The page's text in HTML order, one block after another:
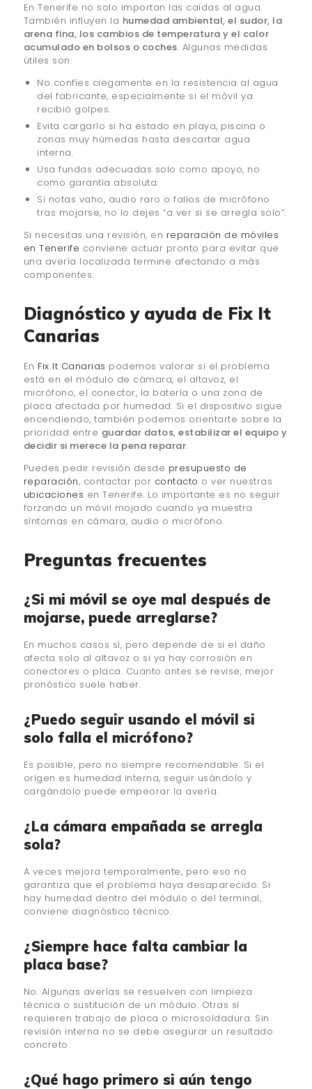
En Tenerife no solo importan las caídas al agua.
También influyen la humedad ambiental, el sudor, la
arena fina, los cambios de temperatura y el calor
acumulado en bolsos o coches. Algunas medidas
útiles son:
No confíes ciegamente en la resistencia al agua
del fabricante, especialmente si el móvil ya
recibió golpes.
Evita cargarlo si ha estado en playa, piscina o
zonas muy húmedas hasta descartar agua
interna.
Usa fundas adecuadas solo como apoyo, no
como garantía absoluta.
Si notas vaho, audio raro o fallos de micrófono
tras mojarse, no lo dejes “a ver si se arregla solo”.
Si necesitas una revisión, en reparación de móviles
en Tenerife conviene actuar pronto para evitar que
una avería localizada termine afectando a más
componentes.
Diagnóstico y ayuda de Fix It
Canarias
En Fix It Canarias podemos valorar si el problema
está en el módulo de cámara, el altavoz, el
micrófono, el conector, la batería o una zona de
placa afectada por humedad. Si el dispositivo sigue
encendiendo, también podemos orientarte sobre la
prioridad entre guardar datos, estabilizar el equipo y
decidir si merece la pena reparar.
Puedes pedir revisión desde presupuesto de
reparación, contactar por contacto o ver nuestras
ubicaciones en Tenerife. Lo importante es no seguir
forzando un móvil mojado cuando ya muestra
síntomas en cámara, audio o micrófono.
Preguntas frecuentes
¿Si mi móvil se oye mal después de
mojarse, puede arreglarse?
En muchos casos sí, pero depende de si el daño
afecta solo al altavoz o si ya hay corrosión en
conectores o placa. Cuanto antes se revise, mejor
pronóstico suele haber.
¿Puedo seguir usando el móvil si
solo falla el micrófono?
Es posible, pero no siempre recomendable. Si el
origen es humedad interna, seguir usándolo y
cargándolo puede empeorar la avería.
¿La cámara empañada se arregla
sola?
A veces mejora temporalmente, pero eso no
garantiza que el problema haya desaparecido. Si
hay humedad dentro del módulo o del terminal,
conviene diagnóstico técnico.
¿Siempre hace falta cambiar la
placa base?
No. Algunas averías se resuelven con limpieza
técnica o sustitución de un módulo. Otras sí
requieren trabajo de placa o microsoldadura. Sin
revisión interna no se debe asegurar un resultado
concreto.
¿Qué hago primero si aún tengo